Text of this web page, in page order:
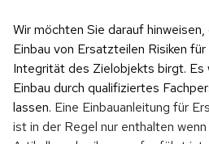
Wir möchten Sie darauf
Einbau von Ersatzteilen Risiken
Integrität des Zielobjekts birgt. Es
Einbau durch qualifiziertes
lassen. Eine Einbauanleitung für
ist in der Regel nur enthalten